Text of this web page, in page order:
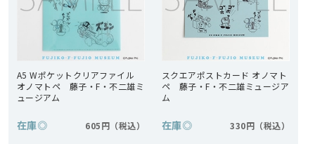
A5 Wポケットクリアファイル
オノマトペ 藤子・F・不二雄ミ
ュージアム
在庫◎ 605円
スクエアポストカード オノマト
ペ 藤子・F・不二雄ミュージア
ム
在庫◎ 330円